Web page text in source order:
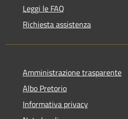
Leggi le FAQ
Richiesta assistenza
Amministrazione trasparente
Albo Pretorio
Informativa privacy